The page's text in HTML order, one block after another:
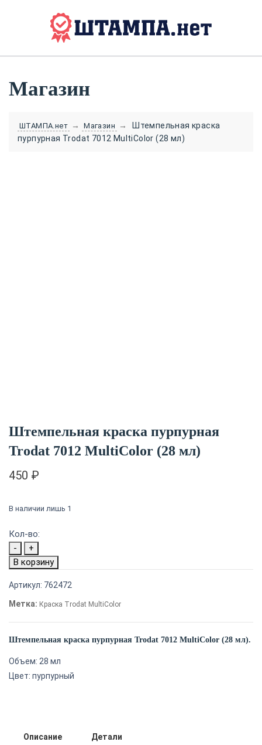
Магазин
ШТАМПА.нет → Магазин →
Штемпельная краска
пурпурная Trodat 7012 MultiColor (28 мл)
Штемпельная краска пурпурная
Trodat 7012 MultiColor (28 мл)
450 ₽
В наличии лишь 1
Кол-во:
-
Количество
товара
краска
пурпурная
MultiColor
(28 мл)
+
В корзину
Артикул: 762472
Метка: Краска Trodat MultiColor
Штемпельная краска пурпурная Trodat 7012 MultiColor (28 мл).
Объем: 28 мл
Цвет: пурпурный
Описание Детали